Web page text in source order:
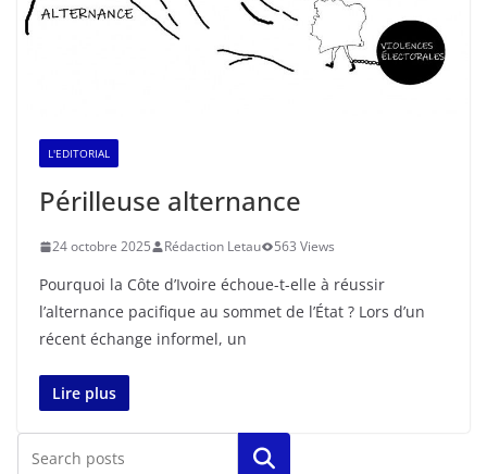
L'EDITORIAL
Périlleuse alternance
24 octobre 2025 Rédaction Letau 563 Views
Pourquoi la Côte d’Ivoire échoue-t-elle à réussir
l’alternance pacifique au sommet de l’État ? Lors d’un
récent échange informel, un
Lire plus
Rechercher